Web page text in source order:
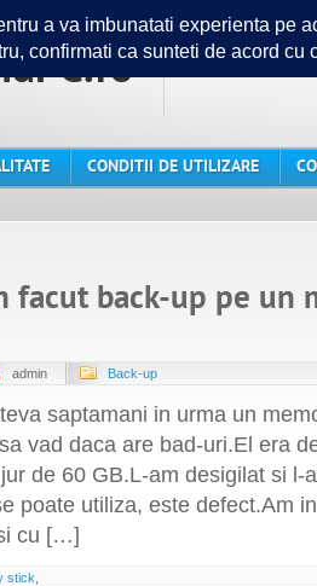
Ghidul
CONDITII DE UTILIZARE
facut back-up pe un
admin Back-up
saptamani in urma un
vad daca are bad-uri.El era
de 60 GB.L-am desigilat si l-
poate utiliza, este defect.Am
cu […]
stick